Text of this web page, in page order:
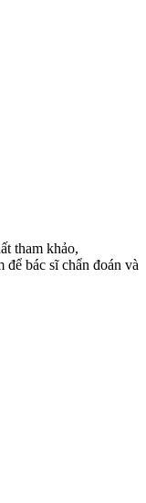
tham khảo,
để bác sĩ chẩn đoán và